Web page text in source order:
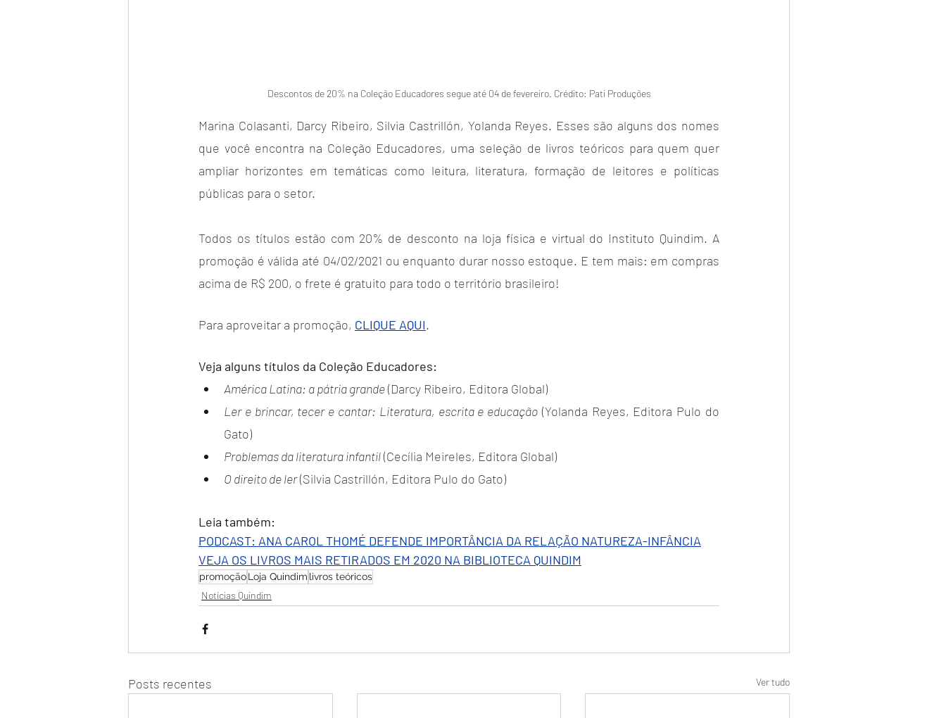
Descontos de 20% na Coleção Educadores segue até 04 de fevereiro. Crédito: Pati Produções
Marina Colasanti, Darcy Ribeiro, Silvia Castrillón, Yolanda Reyes. Esses são alguns dos nomes
que você encontra na Coleção Educadores, uma seleção de livros teóricos para quem quer
ampliar horizontes em temáticas como leitura, literatura, formação de leitores e políticas
públicas para o setor.
Todos os títulos estão com 20% de desconto na loja física e virtual do Instituto Quindim. A
promoção é válida até 04/02/2021 ou enquanto durar nosso estoque. E tem mais: em compras
acima de R$ 200, o frete é gratuito para todo o território brasileiro!
Para aproveitar a promoção, CLIQUE AQUI.
Veja alguns títulos da Coleção Educadores:
América Latina: a pátria grande (Darcy Ribeiro, Editora Global)
Ler e brincar, tecer e cantar: Literatura, escrita e educação (Yolanda Reyes, Editora Pulo do
Gato)
Problemas da literatura infantil (Cecília Meireles, Editora Global)
O direito de ler (Silvia Castrillón, Editora Pulo do Gato)
Leia também:
PODCAST: ANA CAROL THOMÉ DEFENDE IMPORTÂNCIA DA RELAÇÃO NATUREZA-INFÂNCIA
VEJA OS LIVROS MAIS RETIRADOS EM 2020 NA BIBLIOTECA QUINDIM
promoçãoLoja Quindim livros teóricos
Notícias Quindim
Posts recentes Ver tudo